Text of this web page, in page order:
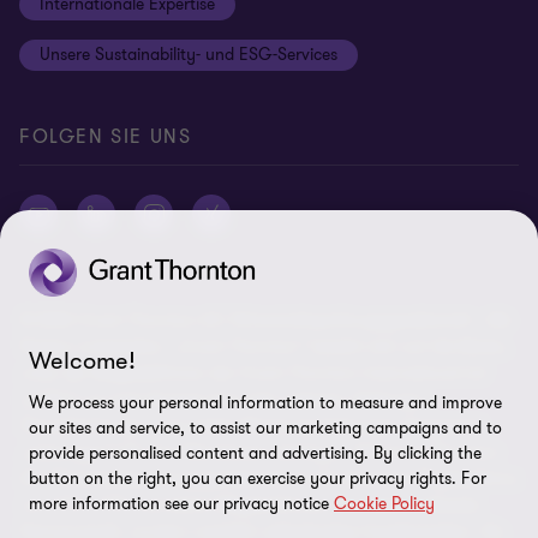
Login
Rechtliche Hinweise
Cookie-Einstellungen
Unsere Sustainability- und ESG-Services
FOLGEN SIE UNS
Rechte vorbehalten. „Grant Thornton“ bezieht sich auf die Marke,
unter der Mitgliedsfirmen der Grant Thornton International Ltd
(„GTIL“), je nach Kontext eine oder mehrere, Prüfungs-,
Steuerberatungs- und andere Beratungs-leistungen (insgesamt
„Leistungen“) für ihre Mandanten erbringen. Die Grant Thornton
AG Wirtschaftsprüfungsgesellschaft ist die deutsche Mitgliedsfirma
von GTIL. GTIL und deren Mitgliedsfirmen sind keine weltweite
Welcome!
We process your personal information to measure and improve
our sites and service, to assist our marketing campaigns and to
provide personalised content and advertising. By clicking the
button on the right, you can exercise your privacy rights. For
more information see our privacy notice Cookie Policy